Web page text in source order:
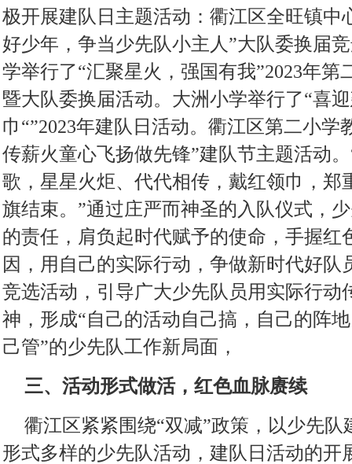
极开展建队日主题活动：衢江区全旺镇中
好少年，争当少先队小主人”大队委换届
学举行了“汇聚星火，强国有我”2023年第
暨大队委换届活动。大洲小学举行了“喜
巾“”2023年建队日活动。衢江区第二小学
传薪火童心飞扬做先锋”建队节主题活动
歌，星星火炬、代代相传，戴红领巾，郑
旗结束。”通过庄严而神圣的入队仪式，
的责任，肩负起时代赋予的使命，手握红
因，用自己的实际行动，争做新时代好队
竞选活动，引导广大少先队员用实际行动
神，形成“自己的活动自己搞，自己的阵
己管”的少先队工作新局面，
三、活动形式做活，红色血脉赓续
衢江区紧紧围绕“双减”政策，以少先
形式多样的少先队活动，建队日活动的开